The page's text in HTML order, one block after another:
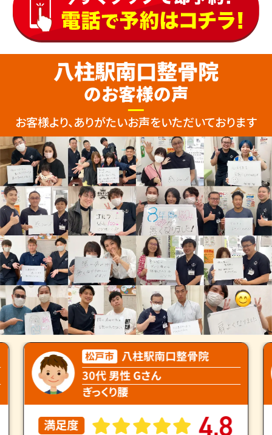
八柱駅南口整骨院
のお客様の声
お客様より、ありがたいお声をいただいております
松戸市 八柱駅南口整骨院
30代 男性 Gさん
ぎっくり腰
満足度 4.8